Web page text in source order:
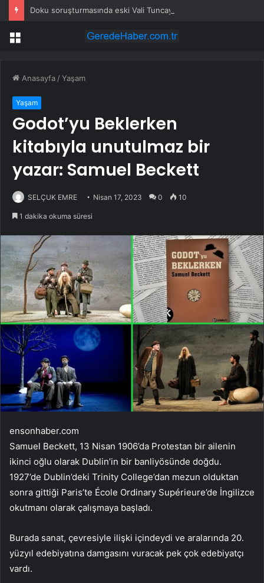
Menü
Anasayfa /Yaşam
Yaşam
Godot’yu Beklerken
kitabıyla unutulmaz bir
yazar: Samuel Beckett
SELÇUK EMRE Nisan 17, 2023 0 10
1 dakika okuma süresi
ensonhaber.com
Samuel Beckett, 13 Nisan 1906’da Protestan bir ailenin
ikinci oğlu olarak Dublin’in bir banliyösünde doğdu.
1927’de Dublin’deki Trinity College’dan mezun olduktan
sonra gittiği Paris’te École Ordinary Supérieure’de İngilizce
okutmanı olarak çalışmaya başladı.
Burada sanat, çevresiyle ilişki içindeydi ve aralarında 20.
yüzyıl edebiyatına damgasını vuracak pek çok edebiyatçı
vardı.